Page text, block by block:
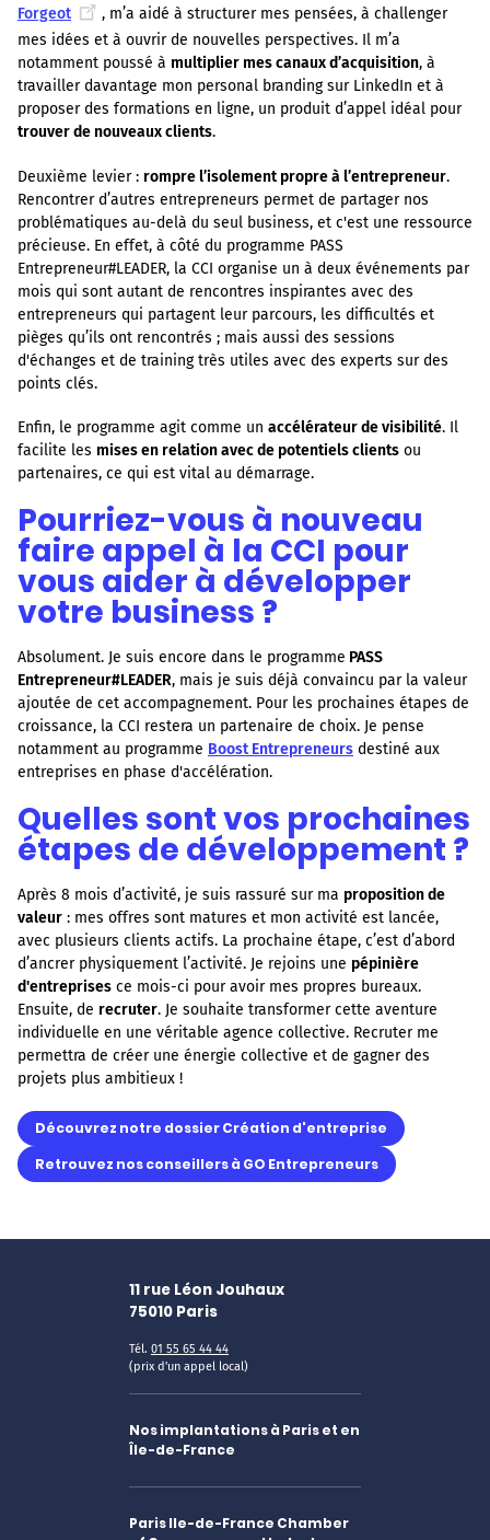
Forgeot
, m’a aidé à structurer mes pensées, à challenger
mes idées et à ouvrir de nouvelles perspectives. Il m’a
notamment poussé à multiplier mes canaux d’acquisition, à
travailler davantage mon personal branding sur LinkedIn et à
proposer des formations en ligne, un produit d’appel idéal pour
trouver de nouveaux clients.
Deuxième levier : rompre l’isolement propre à l’entrepreneur.
Rencontrer d’autres entrepreneurs permet de partager nos
problématiques au-delà du seul business, et c'est une ressource
précieuse. En effet, à côté du programme PASS
Entrepreneur#LEADER, la CCI organise un à deux événements par
mois qui sont autant de rencontres inspirantes avec des
entrepreneurs qui partagent leur parcours, les difficultés et
pièges qu’ils ont rencontrés ; mais aussi des sessions
d'échanges et de training très utiles avec des experts sur des
points clés.
Enfin, le programme agit comme un accélérateur de visibilité. Il
facilite les mises en relation avec de potentiels clients ou
partenaires, ce qui est vital au démarrage.
Pourriez-vous à nouveau
faire appel à la CCI pour
vous aider à développer
votre business ?
Absolument. Je suis encore dans le programme PASS
Entrepreneur#LEADER, mais je suis déjà convaincu par la valeur
ajoutée de cet accompagnement. Pour les prochaines étapes de
croissance, la CCI restera un partenaire de choix. Je pense
notamment au programme Boost Entrepreneurs destiné aux
entreprises en phase d'accélération.
Quelles sont vos prochaines
étapes de développement ?
Après 8 mois d’activité, je suis rassuré sur ma proposition de
valeur : mes offres sont matures et mon activité est lancée,
avec plusieurs clients actifs. La prochaine étape, c’est d’abord
d’ancrer physiquement l’activité. Je rejoins une pépinière
d'entreprises ce mois-ci pour avoir mes propres bureaux.
Ensuite, de recruter. Je souhaite transformer cette aventure
individuelle en une véritable agence collective. Recruter me
permettra de créer une énergie collective et de gagner des
projets plus ambitieux !
Découvrez notre dossier Création d'entreprise
Retrouvez nos conseillers à GO Entrepreneurs
11 rue Léon Jouhaux
75010 Paris
Tél. 01 55 65 44 44
(prix d'un appel local)
Nos implantations à Paris et en
Île-de-France
Paris Ile-de-France Chamber